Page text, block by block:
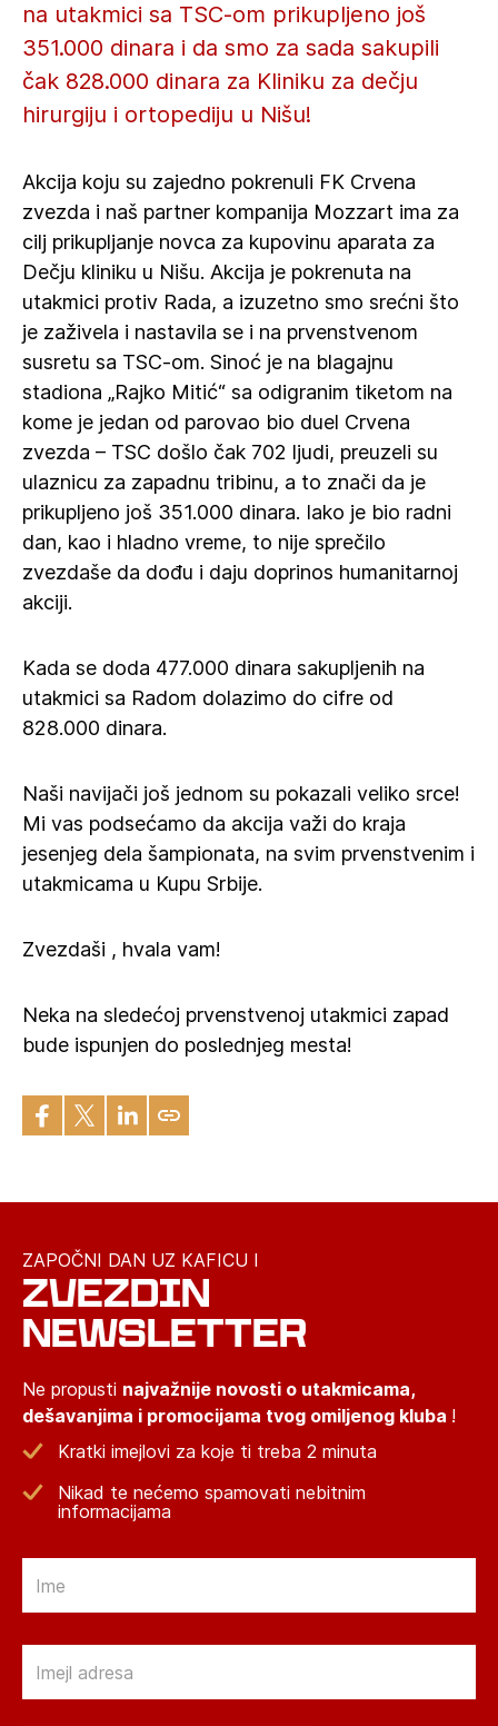
na utakmici sa TSC-om prikupljeno još
351.000 dinara i da smo za sada sakupili
čak 828.000 dinara za Kliniku za dečju
hirurgiju i ortopediju u Nišu!
Akcija koju su zajedno pokrenuli FK Crvena
zvezda i naš partner kompanija Mozzart ima za
cilj prikupljanje novca za kupovinu aparata za
Dečju kliniku u Nišu. Akcija je pokrenuta na
utakmici protiv Rada, a izuzetno smo srećni što
je zaživela i nastavila se i na prvenstvenom
susretu sa TSC-om. Sinoć je na blagajnu
stadiona „Rajko Mitić“ sa odigranim tiketom na
kome je jedan od parovao bio duel Crvena
zvezda – TSC došlo čak 702 ljudi, preuzeli su
ulaznicu za zapadnu tribinu, a to znači da je
prikupljeno još 351.000 dinara. Iako je bio radni
dan, kao i hladno vreme, to nije sprečilo
zvezdaše da dođu i daju doprinos humanitarnoj
akciji.
Kada se doda 477.000 dinara sakupljenih na
utakmici sa Radom dolazimo do cifre od
828.000 dinara.
Naši navijači još jednom su pokazali veliko srce!
Mi vas podsećamo da akcija važi do kraja
jesenjeg dela šampionata, na svim prvenstvenim i
utakmicama u Kupu Srbije.
Zvezdaši , hvala vam!
Neka na sledećoj prvenstvenoj utakmici zapad
bude ispunjen do poslednjeg mesta!
ZAPOČNI DAN UZ KAFICU I
ZVEZDIN
NEWSLETTER
Ne propusti najvažnije novosti o utakmicama,
dešavanjima i promocijama tvog omiljenog kluba !
Kratki imejlovi za koje ti treba 2 minuta
Nikad te nećemo spamovati nebitnim
informacijama